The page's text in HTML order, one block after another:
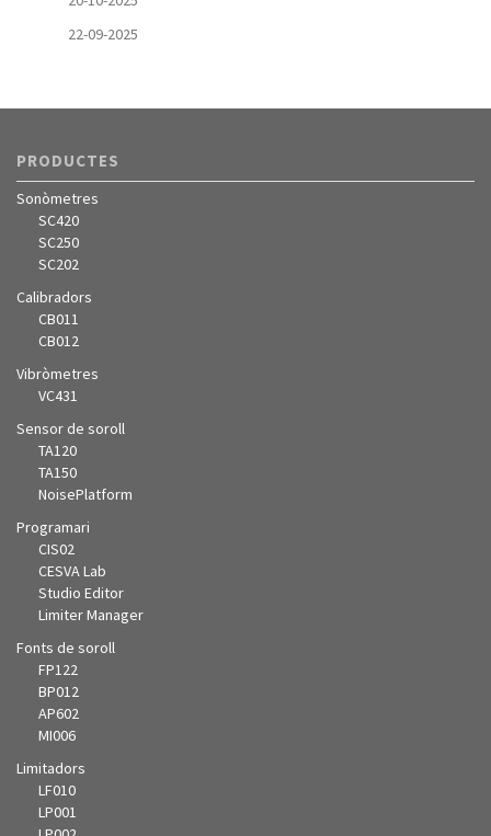
22-09-2025
PRODUCTES
Sonòmetres
SC420
SC250
SC202
Calibradors
CB011
CB012
Vibròmetres
VC431
Sensor de soroll
TA120
TA150
NoisePlatform
Programari
CIS02
CESVA Lab
Studio Editor
Limiter Manager
Fonts de soroll
FP122
BP012
AP602
MI006
Limitadors
LF010
LP001